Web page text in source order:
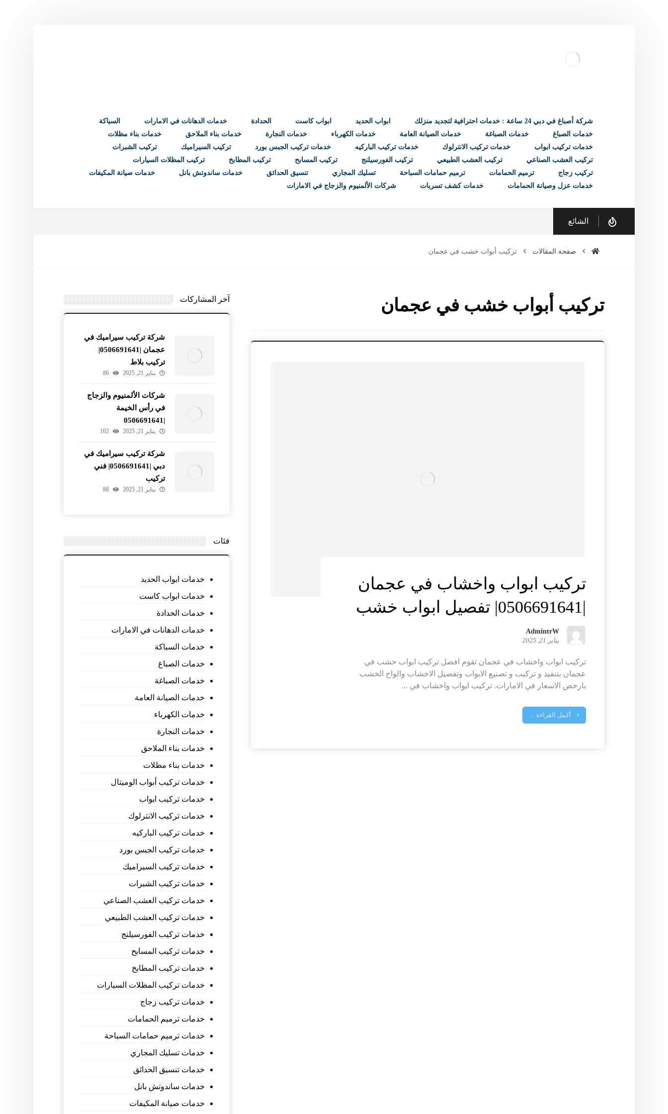
شركة أصباغ في دبي 24 ساعة : خدمات احترافية لتجديد منزلك ابواب الحديد ابواب كاست الحدادة خدمات الدهانات في الامارات
السباكة
خدمات الصباغ
خدمات الصباغة خدمات الصيانة العامة خدمات الكهرباء خدمات النجارة خدمات بناء الملاحق
خدمات بناء مظلات
خدمات تركيب ابواب
خدمات تركيب الانترلوك خدمات تركيب الباركيه خدمات تركيب الجبس بورد تركيب السيراميك
تركيب الشبرات
تركيب العشب الصناعي
تركيب العشب الطبيعي تركيب الفورسيلنج تركيب المسابح تركيب المطابخ
تركيب المظلات السيارات
تركيب زجاج
ترميم الحمامات ترميم حمامات السباحة تسليك المجاري تنسيق الحدائق خدمات ساندوتش بانل
خدمات صيانة المكيفات
خدمات عزل وصيانة الحمامات
خدمات كشف تسربات شركات الألمنيوم والزجاج في الامارات
الشائع
صفحة المقالات تركيب أبواب خشب في عجمان
تركيب أبواب خشب في عجمان
تركيب ابواب واخشاب في عجمان
|0506691641| تفصيل ابواب خشب
AdmintrW
يناير 21, 2025
تركيب ابواب واخشاب في عجمان تقوم افضل تركيب ابواب خشب في
عجمان بتنفيذ و تركيب و تصنيع الابواب وتفصيل الاخشاب والواح الخشب
بارخص الاسعار في الامارات. تركيب ابواب واخشاب في ...
أكمل القراءة ...
آخر المشاركات
شركة تركيب سيراميك في
عجمان |0506691641|
تركيب بلاط
يناير 21, 2025 86
شركات الألمنيوم والزجاج
في رأس الخيمة
|0506691641
يناير 21, 2025 102
شركة تركيب سيراميك في
دبي |0506691641| فني
تركيب
يناير 21, 2025 88
فئات
خدمات ابواب الحديد
خدمات ابواب كاست
خدمات الحدادة
خدمات الدهانات في الامارات
خدمات السباكة
خدمات الصباغ
خدمات الصباغة
خدمات الصيانة العامة
خدمات الكهرباء
خدمات النجارة
خدمات بناء الملاحق
خدمات بناء مظلات
خدمات تركيب أبواب الوميتال
خدمات تركيب ابواب
خدمات تركيب الانترلوك
خدمات تركيب الباركيه
خدمات تركيب الجبس بورد
خدمات تركيب السيراميك
خدمات تركيب الشبرات
خدمات تركيب العشب الصناعي
خدمات تركيب العشب الطبيعي
خدمات تركيب الفورسيلنج
خدمات تركيب المسابح
خدمات تركيب المطابخ
خدمات تركيب المظلات السيارات
خدمات تركيب زجاج
خدمات ترميم الحمامات
خدمات ترميم حمامات السباحة
خدمات تسليك المجاري
خدمات تنسيق الحدائق
خدمات ساندوتش بانل
خدمات صيانة المكيفات